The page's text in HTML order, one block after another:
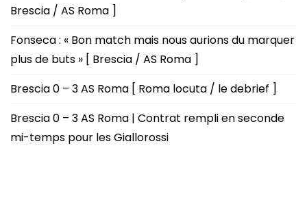
Brescia / AS Roma ]
Fonseca : « Bon match mais nous aurions du marquer
plus de buts » [ Brescia / AS Roma ]
Brescia 0 – 3 AS Roma [ Roma locuta / le debrief ]
Brescia 0 – 3 AS Roma | Contrat rempli en seconde
mi-temps pour les Giallorossi